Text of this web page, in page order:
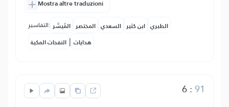
Mostra altre traduzioni
التفاسير: المُيسَّر المختصر السعدي ابن كثير الطبري
النفحات المكية | هدايات
6:91